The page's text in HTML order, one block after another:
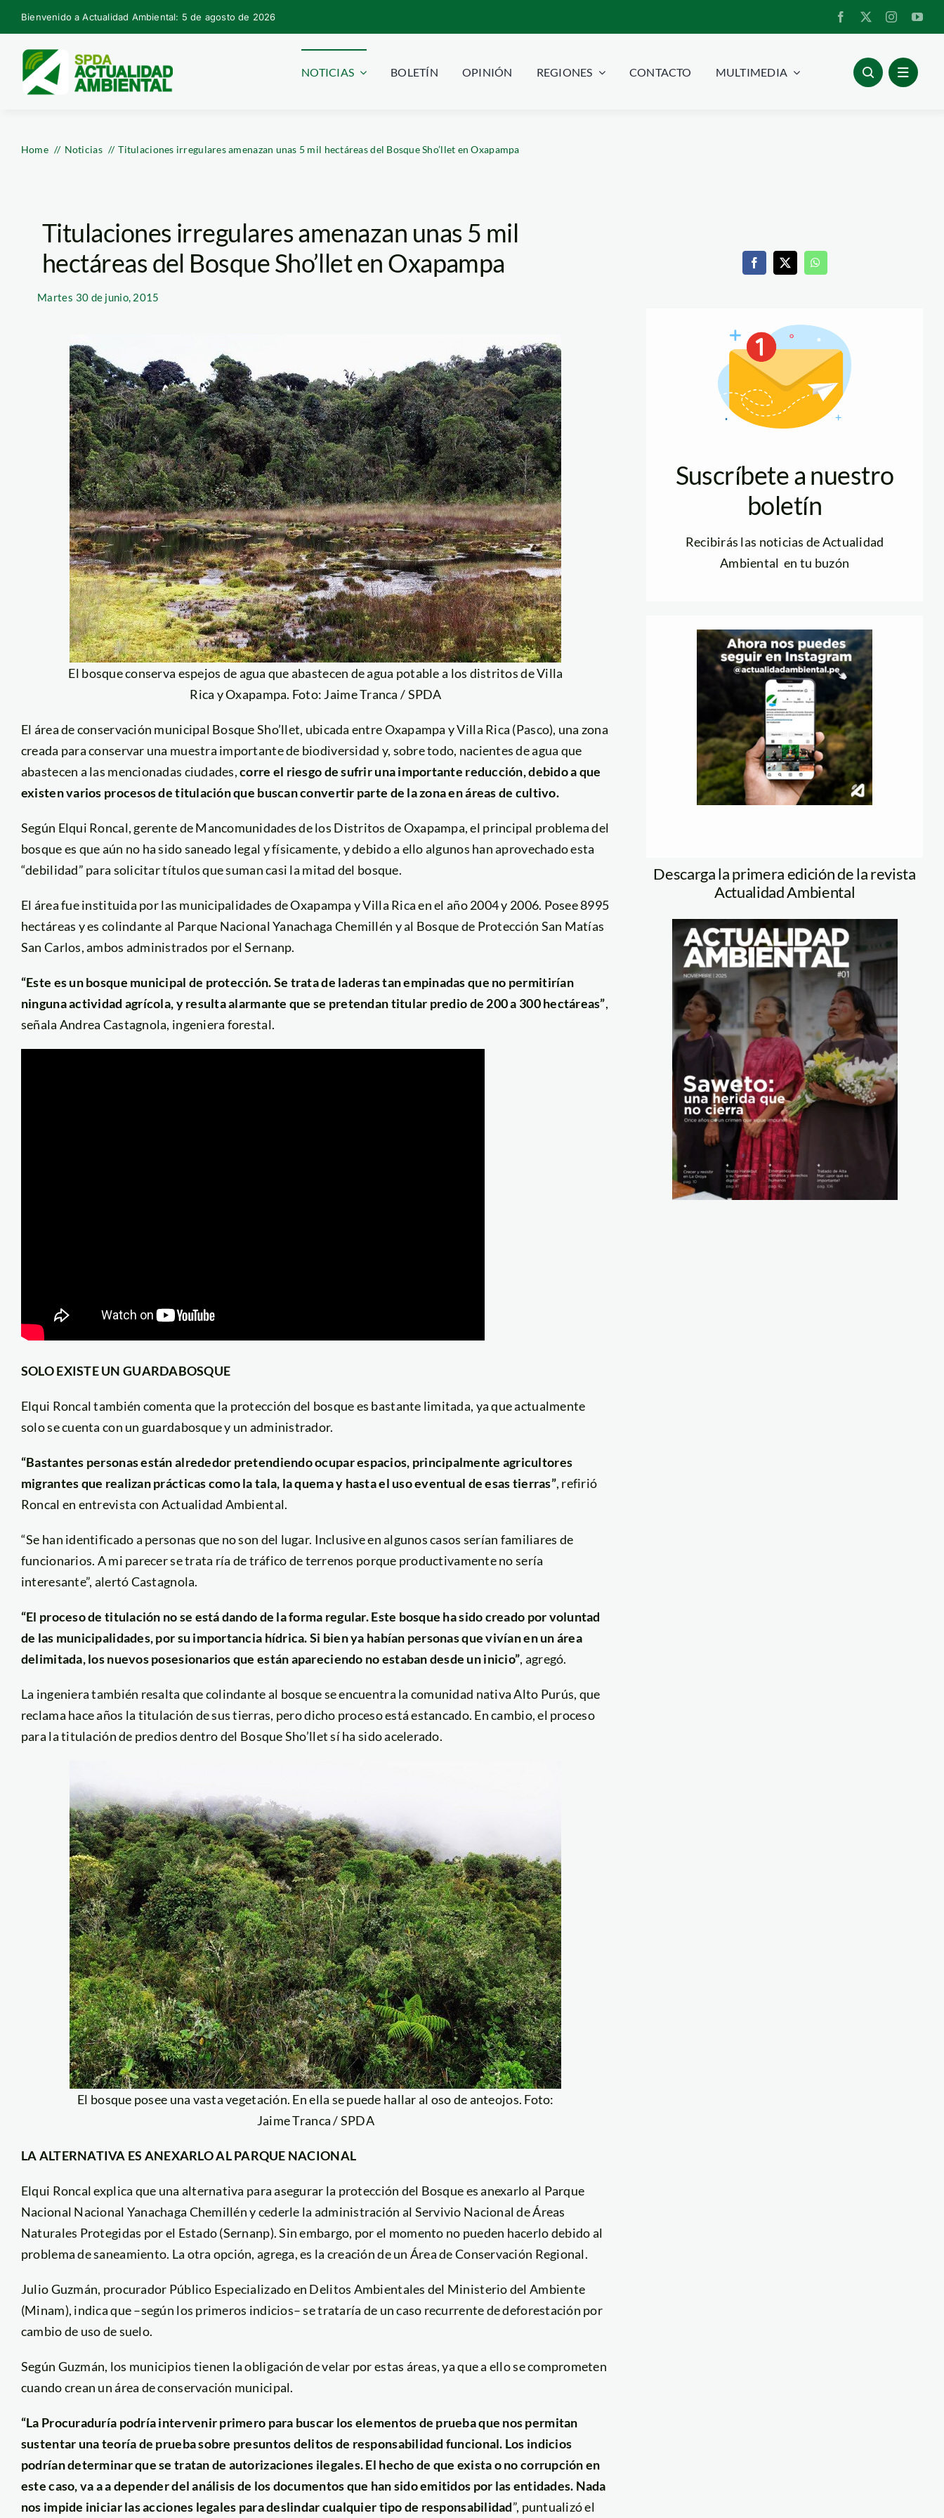
Skip
to
content
Bienvenido a Actualidad Ambiental: 5 de agosto de 2026
NOTICIAS BOLETÍN OPINIÓN REGIONES CONTACTO MULTIMEDIA
Home Noticias Titulaciones irregulares amenazan unas 5 mil hectáreas del Bosque Sho’llet en Oxapampa
Titulaciones irregulares amenazan unas 5 mil
hectáreas del Bosque Sho’llet en Oxapampa
Martes 30 de junio, 2015
El bosque conserva espejos de agua que abastecen de agua potable a los distritos de Villa
Rica y Oxapampa. Foto: Jaime Tranca / SPDA
El área de conservación municipal Bosque Sho’llet, ubicada entre Oxapampa y Villa Rica (Pasco), una zona
creada para conservar una muestra importante de biodiversidad y, sobre todo, nacientes de agua que
abastecen a las mencionadas ciudades,corre el riesgo de sufrir una importante reducción, debido a que
existen varios procesos de titulación que buscan convertir parte de la zona en áreas de cultivo.
Según Elqui Roncal, gerente de Mancomunidades de los Distritos de Oxapampa, el principal problema del
bosque es que aún no ha sido saneado legal y físicamente, y debido a ello algunos han aprovechado esta
“debilidad” para solicitar títulos que suman casi la mitad del bosque.
El área fue instituida por las municipalidades de Oxapampa y Villa Rica en el año 2004 y 2006. Posee 8995
hectáreas y es colindante al Parque Nacional Yanachaga Chemillén y al Bosque de Protección San Matías
San Carlos, ambos administrados por el Sernanp.
“Este es un bosque municipal de protección. Se trata de laderas tan empinadas que no permitirían
ninguna actividad agrícola, y resulta alarmante que se pretendan titular predio de 200 a 300 hectáreas”,
señala Andrea Castagnola, ingeniera forestal.
SOLO EXISTE UN GUARDABOSQUE
Elqui Roncal también comenta que la protección del bosque es bastante limitada, ya que actualmente
solo se cuenta con un guardabosque y un administrador.
“Bastantes personas están alrededor pretendiendo ocupar espacios, principalmente agricultores
migrantes que realizan prácticas como la tala, la quema y hasta el uso eventual de esas tierras”, refirió
Roncal en entrevista con Actualidad Ambiental.
“Se han identificado a personas que no son del lugar. Inclusive en algunos casos serían familiares de
funcionarios. A mi parecer se trata ría de tráfico de terrenos porque productivamente no sería
interesante”, alertó Castagnola.
“El proceso de titulación no se está dando de la forma regular. Este bosque ha sido creado por voluntad
de las municipalidades, por su importancia hídrica. Si bien ya habían personas que vivían en un área
delimitada, los nuevos posesionarios que están apareciendo no estaban desde un inicio”, agregó.
La ingeniera también resalta que colindante al bosque se encuentra la comunidad nativa Alto Purús, que
reclama hace años la titulación de sus tierras, pero dicho proceso está estancado. En cambio, el proceso
para la titulación de predios dentro del Bosque Sho’llet sí ha sido acelerado.
El bosque posee una vasta vegetación. En ella se puede hallar al oso de anteojos. Foto:
Jaime Tranca / SPDA
LA ALTERNATIVA ES ANEXARLO AL PARQUE NACIONAL
Elqui Roncal explica que una alternativa para asegurar la protección del Bosque es anexarlo al Parque
Nacional Nacional Yanachaga Chemillén y cederle la administración al Servivio Nacional de Áreas
Naturales Protegidas por el Estado (Sernanp). Sin embargo, por el momento no pueden hacerlo debido al
problema de saneamiento. La otra opción, agrega, es la creación de un Área de Conservación Regional.
Julio Guzmán, procurador Público Especializado en Delitos Ambientales del Ministerio del Ambiente
(Minam), indica que –según los primeros indicios– se trataría de un caso recurrente de deforestación por
cambio de uso de suelo.
Según Guzmán, los municipios tienen la obligación de velar por estas áreas, ya que a ello se comprometen
cuando crean un área de conservación municipal.
“La Procuraduría podría intervenir primero para buscar los elementos de prueba que nos permitan
sustentar una teoría de prueba sobre presuntos delitos de responsabilidad funcional. Los indicios
podrían determinar que se tratan de autorizaciones ilegales. El hecho de que exista o no corrupción en
este caso, va a a depender del análisis de los documentos que han sido emitidos por las entidades. Nada
nos impide iniciar las acciones legales para deslindar cualquier tipo de responsabilidad”, puntualizó el
Suscríbete a nuestro
boletín
Recibirás las noticias de Actualidad
Ambiental en tu buzón
Descarga la primera edición de la revista
Actualidad Ambiental